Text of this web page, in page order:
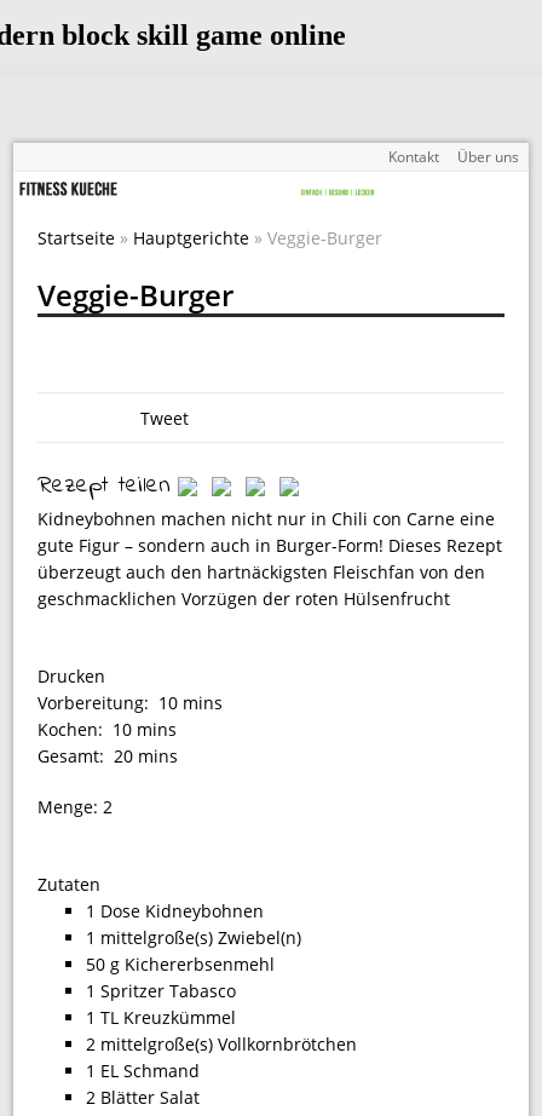
Kontakt Über uns
Startseite » Hauptgerichte » Veggie-Burger
Veggie-Burger
Tweet
Rezept teilen
Kidneybohnen machen nicht nur in Chili con Carne eine
gute Figur – sondern auch in Burger-Form! Dieses Rezept
überzeugt auch den hartnäckigsten Fleischfan von den
geschmacklichen Vorzügen der roten Hülsenfrucht
Drucken
Vorbereitung: 10 mins
Kochen: 10 mins
Gesamt: 20 mins
Menge: 2
Zutaten
1 Dose Kidneybohnen
1 mittelgroße(s) Zwiebel(n)
50 g Kichererbsenmehl
1 Spritzer Tabasco
1 TL Kreuzkümmel
2 mittelgroße(s) Vollkornbrötchen
1 EL Schmand
2 Blätter Salat